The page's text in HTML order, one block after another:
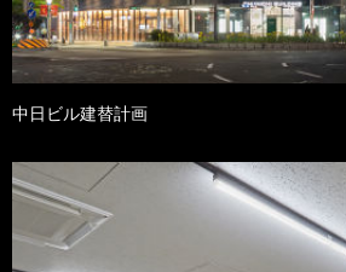
中日ビル建替計画